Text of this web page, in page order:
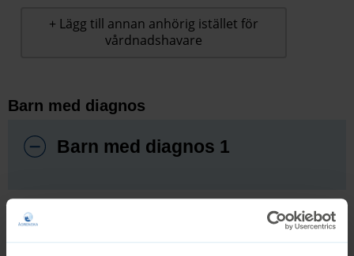
+ Lägg till annan anhörig istället för
vårdnadshavare
Barn med diagnos
Barn med diagnos 1